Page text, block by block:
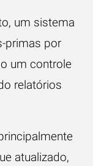
um sistema
primas por
um controle
relatórios
atualizado,